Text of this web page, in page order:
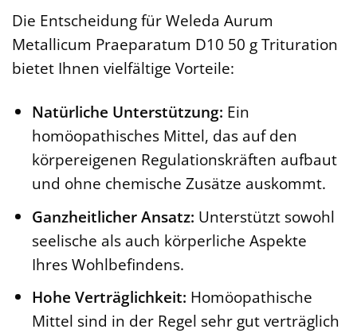
Die Entscheidung für Weleda Aurum
Metallicum Praeparatum D10 50 g Trituration
bietet Ihnen vielfältige Vorteile:
Natürliche Unterstützung: Ein
homöopathisches Mittel, das auf den
körpereigenen Regulationskräften aufbaut
und ohne chemische Zusätze auskommt.
Ganzheitlicher Ansatz: Unterstützt sowohl
seelische als auch körperliche Aspekte
Ihres Wohlbefindens.
Hohe Verträglichkeit: Homöopathische
Mittel sind in der Regel sehr gut verträglich